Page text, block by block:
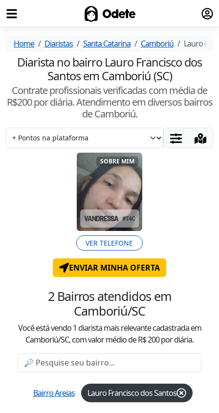
Odete
Home Diaristas Santa Catarina Camboriú Lauro
Diarista no bairro Lauro Francisco dos
Santos em Camboriú (SC)
Contrate profissionais verificadas com média de
R$200por diária. Atendimentoem diversos bairros
de Camboriú.
SOBRE MIM
VANDRESSA #T4OUCW0X
VER TELEFONE
ENVIAR MINHA OFERTA
2 Bairros atendidos em
Camboriú/SC
Você está vendo1 diarista mais relevante cadastrada em
Camboriú/SC, com valormédiode R$200por diária.
Bairro Areias Lauro Francisco dos Santos